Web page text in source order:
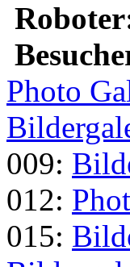
Photo
009:
012:
015: